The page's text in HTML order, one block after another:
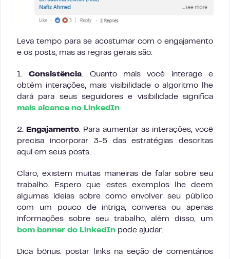
Leva tempo para se acostumar com o engajamento
e os posts, mas as regras gerais são:
1.Consistência. Quanto mais você interage e
obtém interações, mais visibilidade o algoritmo lhe
dará para seus seguidores e visibilidade significa
mais alcance no LinkedIn.
2. Engajamento. Para aumentar as interações, você
precisa incorporar 3-5 das estratégias descritas
aqui em seus posts.
Claro, existem muitas maneiras de falar sobre seu
trabalho. Espero que estes exemplos lhe deem
algumas ideias sobre como envolver seu público
com um pouco de intriga, conversa ou apenas
informações sobre seu trabalho, além disso, um
bom banner do LinkedIn pode ajudar.
Dica bônus: postar links na seção de comentários